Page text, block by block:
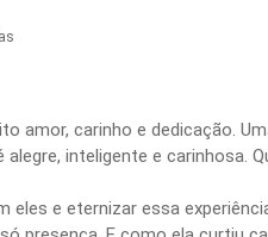
amor, carinho e dedicação.
inteligente e carinhosa.
e eternizar essa